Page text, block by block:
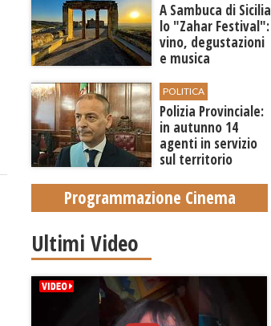
A Sambuca di Sicilia
lo "Zahar Festival":
vino, degustazioni
e musica
POLITICA
Polizia Provinciale:
in autunno 14
agenti in servizio
sul territorio
Programmazione Cinema
Ultimi Video